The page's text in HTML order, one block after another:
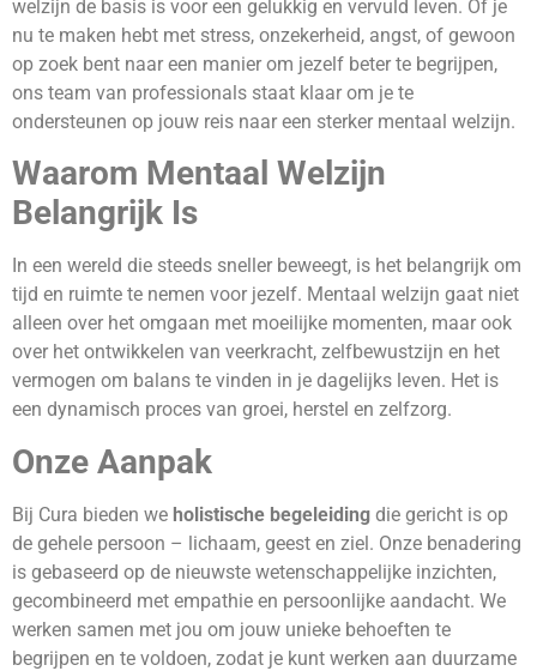
welzijn de basis is voor een gelukkig en vervuld leven. Of je
nu te maken hebt met stress, onzekerheid, angst, of gewoon
op zoek bent naar een manier om jezelf beter te begrijpen,
ons team van professionals staat klaar om je te
ondersteunen op jouw reis naar een sterker mentaal welzijn.
Waarom Mentaal Welzijn
Belangrijk Is
In een wereld die steeds sneller beweegt, is het belangrijk om
tijd en ruimte te nemen voor jezelf. Mentaal welzijn gaat niet
alleen over het omgaan met moeilijke momenten, maar ook
over het ontwikkelen van veerkracht, zelfbewustzijn en het
vermogen om balans te vinden in je dagelijks leven. Het is
een dynamisch proces van groei, herstel en zelfzorg.
Onze Aanpak
Bij Cura bieden we holistische begeleiding die gericht is op
de gehele persoon – lichaam, geest en ziel. Onze benadering
is gebaseerd op de nieuwste wetenschappelijke inzichten,
gecombineerd met empathie en persoonlijke aandacht. We
werken samen met jou om jouw unieke behoeften te
begrijpen en te voldoen, zodat je kunt werken aan duurzame